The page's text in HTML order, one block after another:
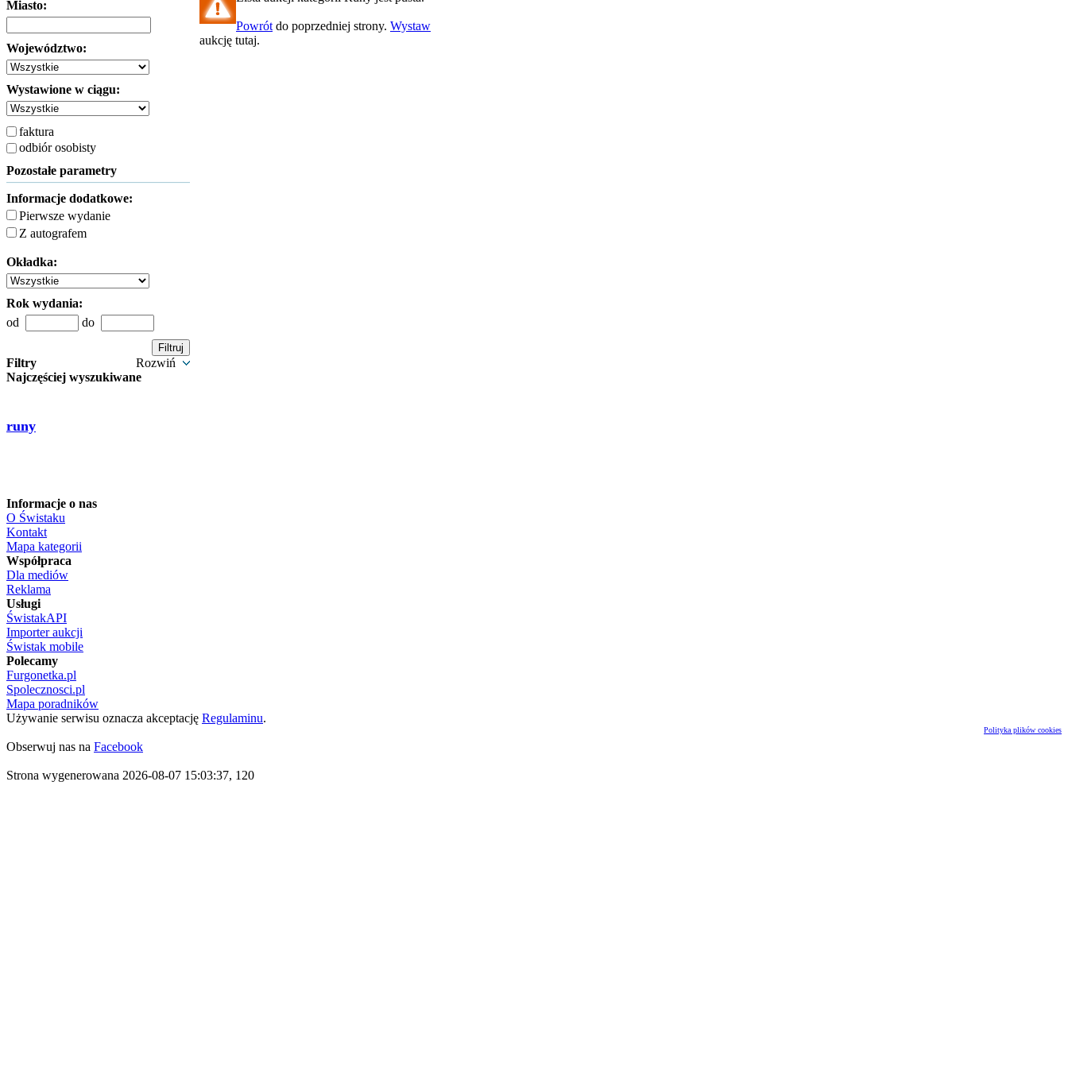
Miasto:
Województwo:
Wystawione w ciągu:
faktura
odbiór osobisty
Pozostałe parametry
Informacje dodatkowe:
Pierwsze wydanie
Z autografem
Okładka:
Rok wydania:
od
do
Filtry
Rozwiń
Najczęściej wyszukiwane
runy
Powrót do poprzedniej strony. Wystaw
aukcję tutaj.
Informacje o nas
O Świstaku
Kontakt
Mapa kategorii
Współpraca
Dla mediów
Reklama
Usługi
ŚwistakAPI
Importer aukcji
Świstak mobile
Polecamy
Furgonetka.pl
Spolecznosci.pl
Mapa poradników
Używanie serwisu oznacza akceptację Regulaminu.
Polityka plików cookies
Obserwuj nas na Facebook
Strona wygenerowana 2026-08-07 15:03:37, 120